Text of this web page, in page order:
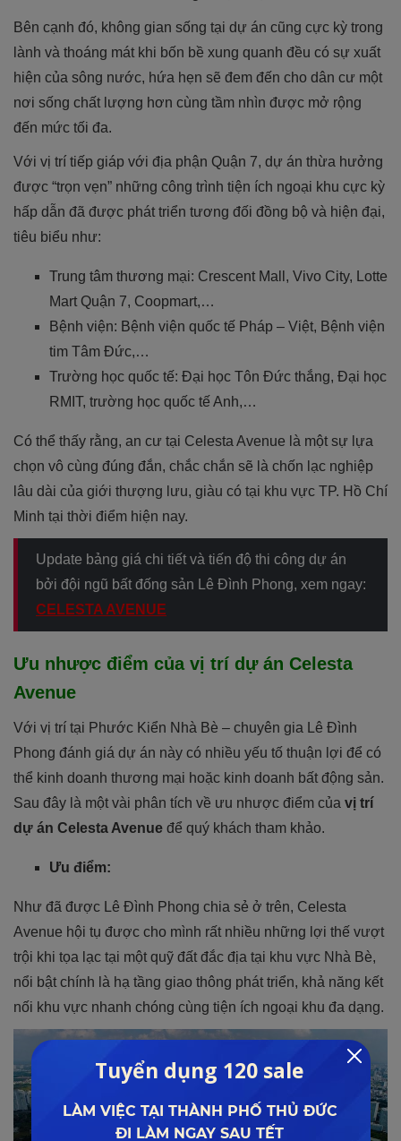
Bên cạnh đó, không gian sống tại dự án cũng cực kỳ trong
lành và thoáng mát khi bốn bề xung quanh đều có sự xuất
hiện của sông nước, hứa hẹn sẽ đem đến cho dân cư một
nơi sống chất lượng hơn cùng tầm nhìn được mở rộng
đến mức tối đa.
Với vị trí tiếp giáp với địa phận Quận 7, dự án thừa hưởng
được “trọn vẹn” những công trình tiện ích ngoại khu cực kỳ
hấp dẫn đã được phát triển tương đối đồng bộ và hiện đại,
tiêu biểu như:
Trung tâm thương mại: Crescent Mall, Vivo City, Lotte
Mart Quận 7, Coopmart,…
Bệnh viện: Bệnh viện quốc tế Pháp – Việt, Bệnh viện
tim Tâm Đức,…
Trường học quốc tế: Đại học Tôn Đức thắng, Đại học
RMIT, trường học quốc tế Anh,…
Có thể thấy rằng, an cư tại Celesta Avenue là một sự lựa
chọn vô cùng đúng đắn, chắc chắn sẽ là chốn lạc nghiệp
lâu dài của giới thượng lưu, giàu có tại khu vực TP. Hồ Chí
Minh tại thời điểm hiện nay.
Update bảng giá chi tiết và tiến độ thi công dự án
bởi đội ngũ bất đống sản Lê Đình Phong, xem ngay:
CELESTA AVENUE
Ưu nhược điểm của vị trí dự án Celesta
Avenue
Với vị trí tại Phước Kiển Nhà Bè – chuyên gia Lê Đình
Phong đánh giá dự án này có nhiều yếu tố thuận lợi để có
thể kinh doanh thương mại hoặc kinh doanh bất động sản.
Sau đây là một vài phân tích về ưu nhược điểm của vị trí
dự án Celesta Avenue để quý khách tham khảo.
Ưu điểm:
Như đã được Lê Đình Phong chia sẻ ở trên, Celesta
Avenue hội tụ được cho mình rất nhiều những lợi thế vượt
trội khi tọa lạc tại một quỹ đất đắc địa tại khu vực Nhà Bè,
nổi bật chính là hạ tầng giao thông phát triển, khả năng kết
nối khu vực nhanh chóng cùng tiện ích ngoại khu đa dạng.